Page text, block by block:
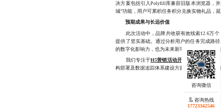
决方案包括引入Polyfill库兼容旧版本浏览器，
城”功能，用户可累积任务积分兑换实物礼品，
预期成果与长远价值
此次活动中，品牌共收获有效线索12.6万个
提供了坚实基础。通过分析用户的任务完成路
的数字化影响力，也为未来新零售场景下的线
我们专注于H5营销活动开发的全流程服务
构部署及数据追踪体系建设方面具备丰富实战
咨询热线
17723342546
咨询热线
17723342546